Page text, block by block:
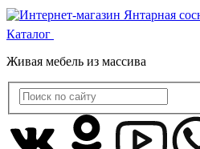
Каталог
Живая мебель из массива